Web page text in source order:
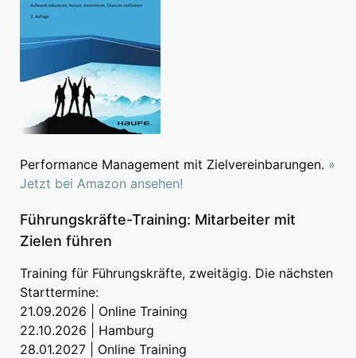
Performance Management mit Zielvereinbarungen. »
Jetzt bei Amazon ansehen!
Führungskräfte-Training: Mitarbeiter mit
Zielen führen
Training für Führungskräfte, zweitägig. Die nächsten
Starttermine:
21.09.2026 | Online Training
22.10.2026 | Hamburg
28.01.2027 | Online Training